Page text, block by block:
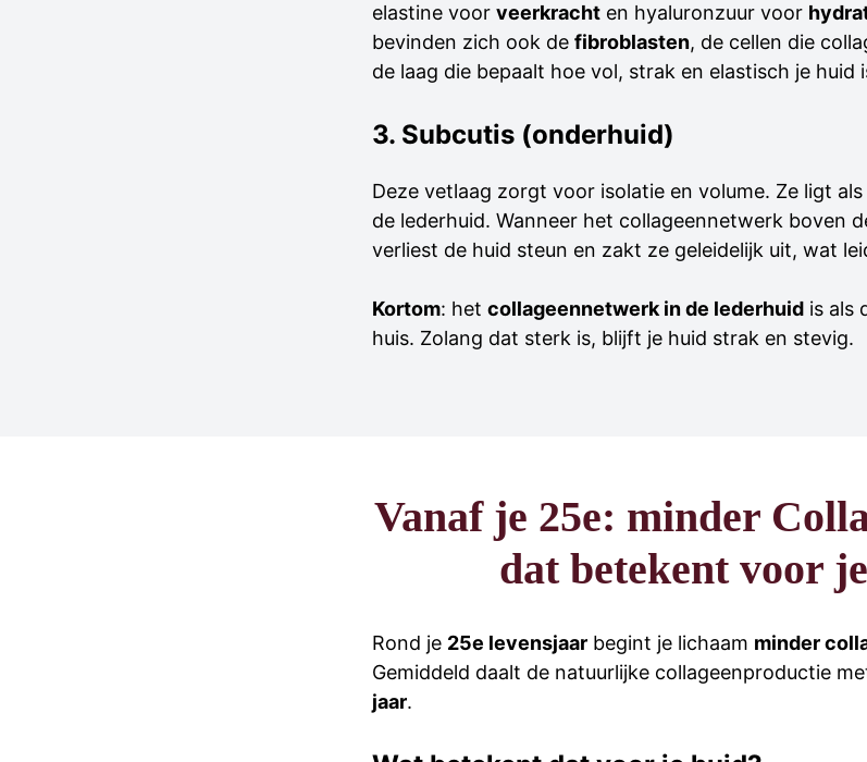
elastine voor veerkracht en hyaluronzuur voor
bevinden zich ook de fibroblasten, de cellen die
de laag die bepaalt hoe vol, strak en elastisch je huid
3. Subcutis (onderhuid)
Deze vetlaag zorgt voor isolatie en volume. Ze ligt
de lederhuid. Wanneer het collageennetwerk boven
verliest de huid steun en zakt ze geleidelijk uit, wat
Kortom: het collageennetwerk in de lederhuid is als
huis. Zolang dat sterk is, blijft je huid strak en stevig.
Vanaf je 25e: minder
dat betekent voor
Rond je 25e levensjaar begint je lichaam minder
Gemiddeld daalt de natuurlijke collageenproductie
jaar.